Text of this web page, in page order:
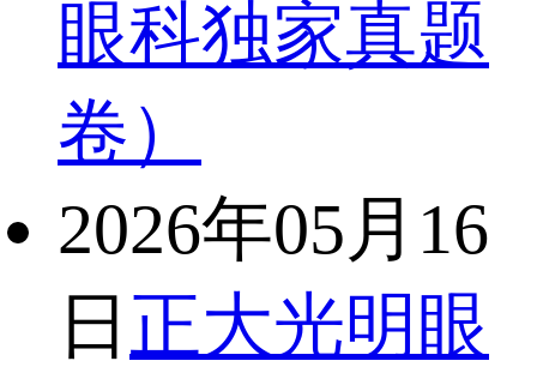
眼科独家真题
卷）
2026年05月16
日 正大光明眼